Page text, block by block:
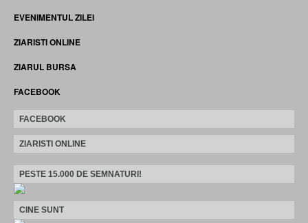
EVENIMENTUL ZILEI
ZIARISTI ONLINE
ZIARUL BURSA
FACEBOOK
FACEBOOK
ZIARISTI ONLINE
PESTE 15.000 DE SEMNATURI!
CINE SUNT